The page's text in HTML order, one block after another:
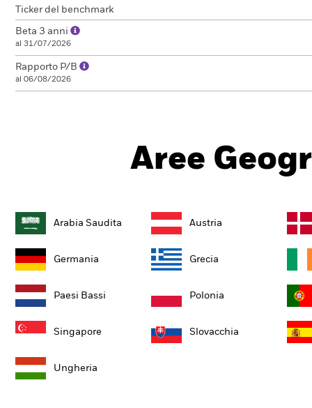
Ticker del benchmark
Beta 3 anni
al 31/07/2026
Rapporto P/B
al 06/08/2026
Aree
Arabia Saudita Austria
Germania Grecia
Paesi Bassi Polonia
Singapore Slovacchia
Ungheria